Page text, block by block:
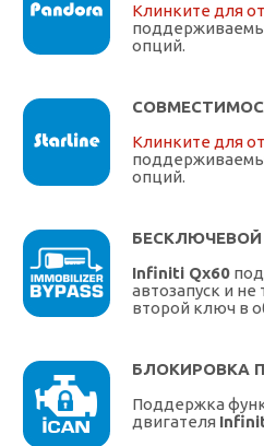
Клинките для
опций.
Клинките для
опций.
БЕСКЛЮЧЕВОЙ
Infiniti Qx60
автозапуск и не
второй ключ в
БЛОКИРОВКА
Поддержка
двигателя